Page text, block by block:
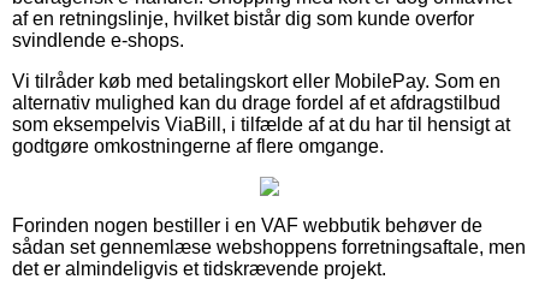
af en retningslinje, hvilket bistår dig som kunde overfor
svindlende e-shops.
Vi tilråder køb med betalingskort eller MobilePay. Som en
alternativ mulighed kan du drage fordel af et afdragstilbud
som eksempelvis ViaBill, i tilfælde af at du har til hensigt at
godtgøre omkostningerne af flere omgange.
Forinden nogen bestiller i en VAF webbutik behøver de
sådan set gennemlæse webshoppens forretningsaftale, men
det er almindeligvis et tidskrævende projekt.